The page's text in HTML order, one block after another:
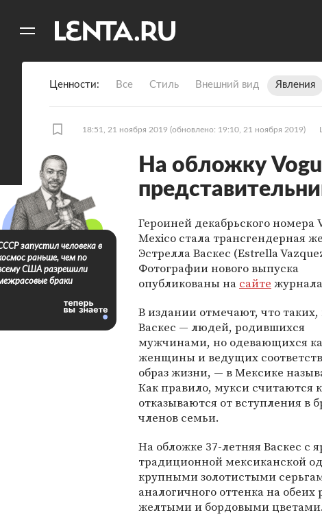
Ценности Все Стиль Внешний вид Явления
18:51, 21 ноября 2019 (обновлено: 19:10, 21 ноября 2019)
На обложку
Героиней декабрьского номера
Mexico стала трансгендерная
Эстрелла Васкес (Estrella
Фотографии нового выпуска
опубликованы на сайте
В издании отмечают, что таких,
Васкес — людей, родившихся
мужчинами, но одевающихся
женщины и ведущих
образ жизни, — в Мексике
Как правило, мукси считаются
отказываются от вступления в
членов семьи.
На обложке 37-летняя Васкес
традиционной мексиканской
крупными золотистыми
аналогичного оттенка на
желтыми и бордовыми цветами.
запустил человека в
раньше, чем по
США разрешили
браки